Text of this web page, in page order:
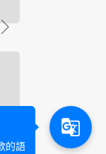
的語
g_translate